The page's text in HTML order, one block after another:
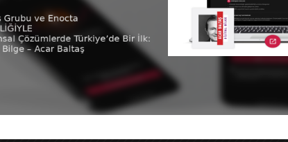
Yanıtla